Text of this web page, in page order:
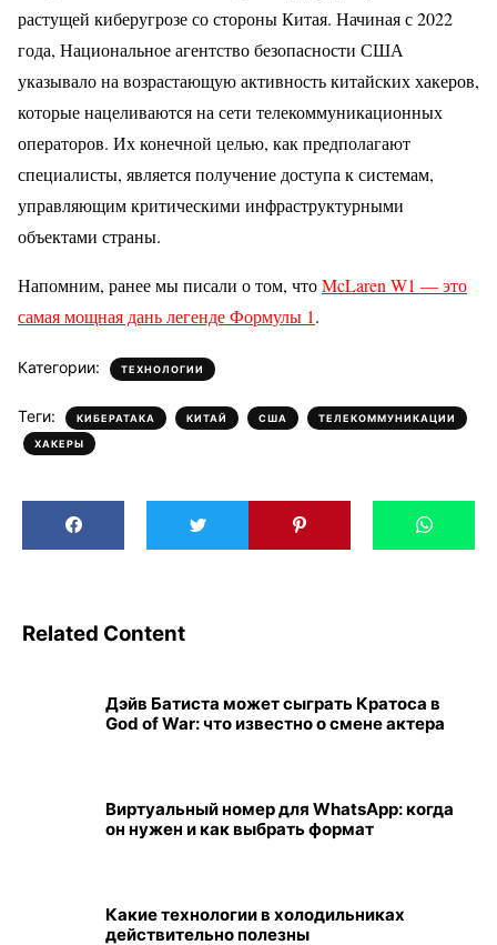
растущей киберугрозе со стороны Китая. Начиная с 2022
года, Национальное агентство безопасности США
указывало на возрастающую активность китайских хакеров,
которые нацеливаются на сети телекоммуникационных
операторов. Их конечной целью, как предполагают
специалисты, является получение доступа к системам,
управляющим критическими инфраструктурными
объектами страны.
Напомним, ранее мы писали о том, чтоMcLaren W1 — это
самая мощная дань легенде Формулы 1.
Категории: ТЕХНОЛОГИИ
Теги: КИБЕРАТАКА , КИТАЙ , США , ТЕЛЕКОММУНИКАЦИИ ,
ХАКЕРЫ
Related Content
Дэйв Батиста может сыграть Кратоса в
God of War: что известно о смене актера
Виртуальный номер для WhatsApp: когда
он нужен и как выбрать формат
Какие технологии в холодильниках
действительно полезны